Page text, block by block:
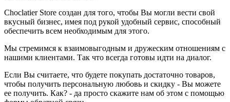
Choclatier Store создан для того, чтобы Вы могли вести свой
вкусный бизнес, имея под рукой удобный сервис, способный
обеспечить всем необходимым для этого.
Мы стремимся к взаимовыгодным и дружеским отношениям с
нашими клиентами. Так что всегда готовы идти на диалог.
Если Вы считаете, что будете покупать достаточно товаров,
чтобы получить персональную любовь и скидку - Вы можете
ее получить. Как? - да просто скажите нам об этом с помощью